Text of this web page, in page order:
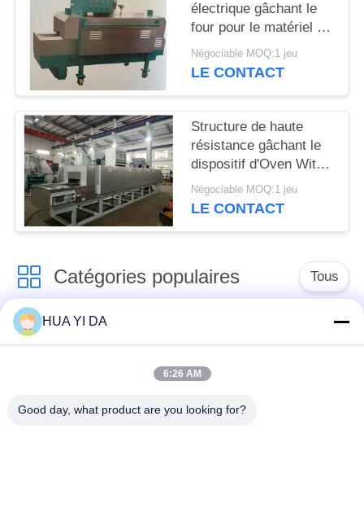
électrique gâchant le
four pour le matériel de
ressort de 0,10 - de
6.0mm
Négociable MOQ:1 jeu
LE CONTACT
Structure de haute
résistance gâchant le
dispositif d'Oven With
Hot Wind Mixing
Négociable MOQ:1 jeu
LE CONTACT
Catégories populaires Tous
machine de ressort
de commande
Machine de
ressort
HUA YI DA
6:26 AM
Good day, what product are you looking for?